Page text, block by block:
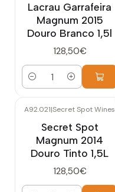
Lacrau Garrafeira
Magnum 2015
Douro Branco 1,5l
128,50€
Quantidade
A92.021|Secret Spot Wines
Secret Spot
Magnum 2014
Douro Tinto 1,5L
128,50€